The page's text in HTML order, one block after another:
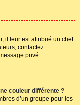
il leur est attribué un chef
contactez
privé.
couleur différente ?
d’un groupe pour les